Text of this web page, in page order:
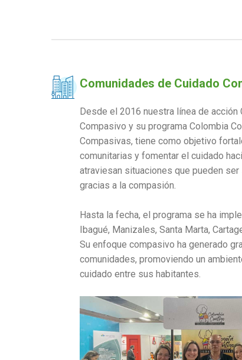
Comunidades de Cuidado
Desde el 2016 nuestra línea de acción
Compasivo y su programa Colombia
Compasivas, tiene como objetivo
comunitarias y fomentar el cuidado
atraviesan situaciones que pueden
gracias a la compasión.
Hasta la fecha, el programa se ha
Ibagué, Manizales, Santa Marta,
Su enfoque compasivo ha generado
comunidades, promoviendo un
cuidado entre sus habitantes.